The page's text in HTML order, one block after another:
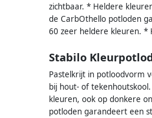
zichtbaar. * Heldere
de CarbOthello potloden
60 zeer heldere kleuren. *
Stabilo
Pastelkrijt in potloodvorm
bij hout- of
kleuren, ook op donkere
potloden garandeert een